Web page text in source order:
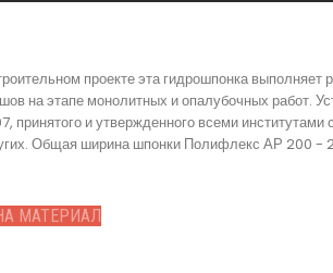
проекте эта гидрошпонка выполняет
на этапе монолитных и опалубочных работ.
и утвержденного всеми институтами
Общая ширина шпонки Полифлекс АР 200 -
МАТЕРИАЛ